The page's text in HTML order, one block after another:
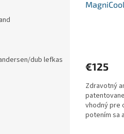
dub lefkas
€125
Zdravotný
vhodný pre
potením sa